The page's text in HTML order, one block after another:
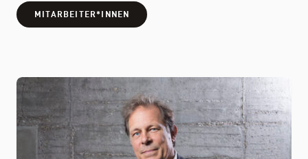
MITARBEITER*INNEN